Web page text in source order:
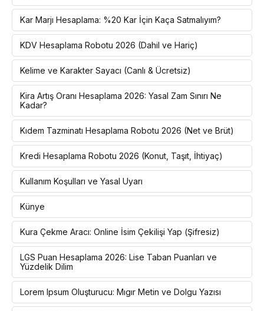
Kar Marjı Hesaplama: %20 Kar İçin Kaça Satmalıyım?
KDV Hesaplama Robotu 2026 (Dahil ve Hariç)
Kelime ve Karakter Sayacı (Canlı & Ücretsiz)
Kira Artış Oranı Hesaplama 2026: Yasal Zam Sınırı Ne
Kadar?
Kıdem Tazminatı Hesaplama Robotu 2026 (Net ve Brüt)
Kredi Hesaplama Robotu 2026 (Konut, Taşıt, İhtiyaç)
Kullanım Koşulları ve Yasal Uyarı
Künye
Kura Çekme Aracı: Online İsim Çekilişi Yap (Şifresiz)
LGS Puan Hesaplama 2026: Lise Taban Puanları ve
Yüzdelik Dilim
Lorem Ipsum Oluşturucu: Mıgır Metin ve Dolgu Yazısı